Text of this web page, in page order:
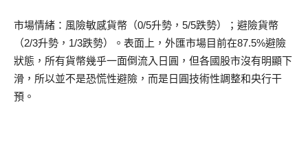
市場情緒：風險敏感貨幣（0/5升勢，5/5跌勢）；避險貨幣
（2/3升勢，1/3跌勢）。表面上，外匯市場目前在87.5%避險
狀態，所有貨幣幾乎一面倒流入日圓，但各國股市沒有明顯下
滑，所以並不是恐慌性避險，而是日圓技術性調整和央行干
預。